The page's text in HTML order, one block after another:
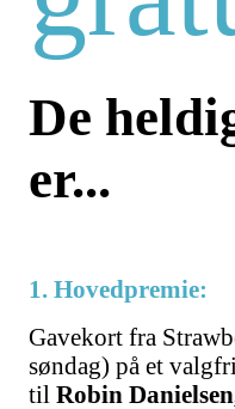
De
er...
1. Hovedpremie:
Gavekort fra
søndag) på et
til Robin